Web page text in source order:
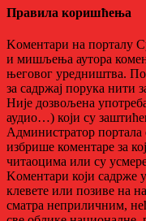
Правила коришћења
Kоментари на порталу
и мишљења аутора
његовог уредништва.
за садржај порука нити
Није дозвољена
аудио…) који су
Администратор
избрише коментаре за
читаоцима или су
Kоментари који садрже
клевете или позиве на
сматра неприличним,